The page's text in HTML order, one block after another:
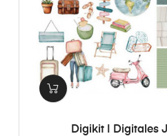
Digikit | Digitales